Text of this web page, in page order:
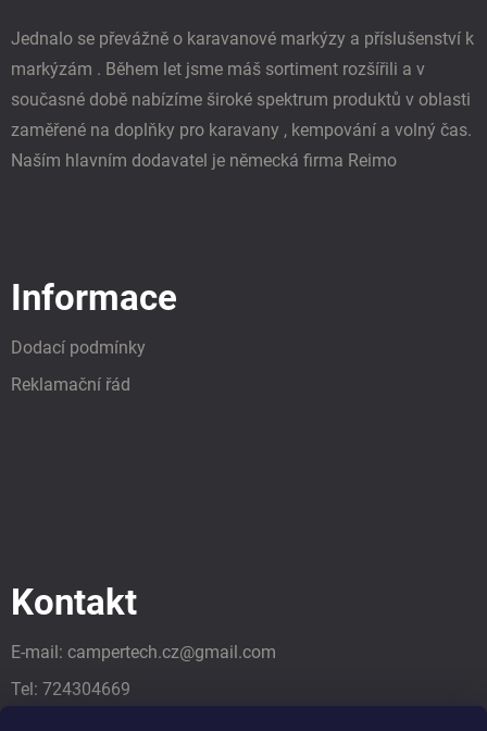
Jednalo se převážně o karavanové markýzy a příslušenství k
markýzám . Během let jsme máš sortiment rozšířili a v
současné době nabízíme široké spektrum produktů v oblasti
zaměřené na doplňky pro karavany , kempování a volný čas.
Naším hlavním dodavatel je německá firma Reimo
Informace
Dodací podmínky
Reklamační řád
Kontakt
E-mail: campertech.cz@gmail.com
Tel: 724304669